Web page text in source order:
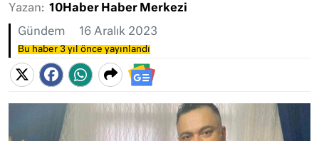
Yazan: 10Haber Haber Merkezi
Gündem 16 Aralık 2023
Bu haber 3 yıl önce yayınlandı